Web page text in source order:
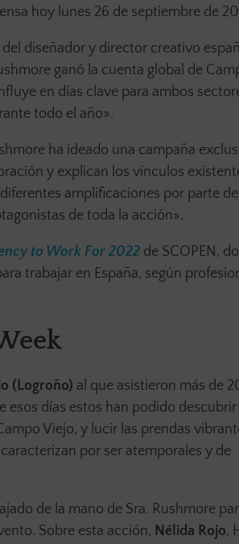
hoy lunes 26 de septiembre de
diseñador y director creativo
ganó la cuenta global de
en días clave para ambos
todo el año».
ha ideado una campaña
y explican los vínculos
amplificaciones por parte
de toda la acción».
to Work For 2022 de SCOPEN,
trabajar en España, según
(Logroño) al que asistieron más de
esos días estos han podido descubrir
Viejo, y lucir las prendas
por ser atemporales y de
de la mano de Sra. Rushmore
Sobre esta acción, Nélida Rojo,